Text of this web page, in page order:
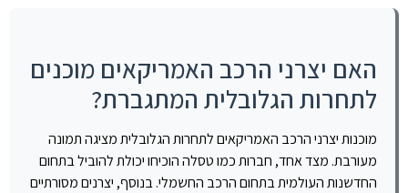
האם יצרני הרכב האמריקאים מוכנים
לתחרות הגלובלית המתגברת?
מוכנות יצרני הרכב האמריקאים לתחרות הגלובלית מציגה תמונה
מעורבת. מצד אחד, חברות כמו טסלה הוכיחו יכולת להוביל בתחום
החדשנות העולמית בתחום הרכב החשמלי. בנוסף, יצרנים מסורתיים